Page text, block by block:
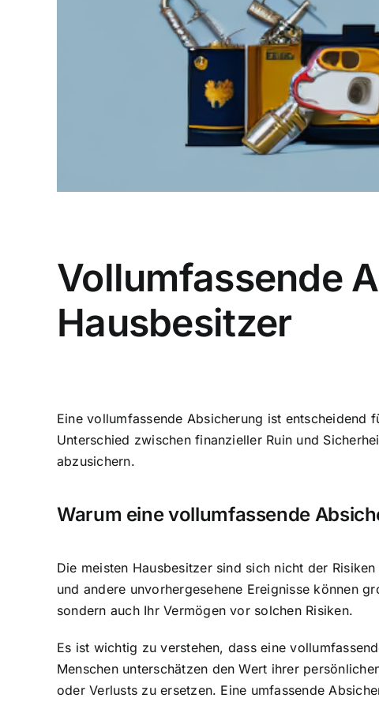
Vollumfassende
Hausbesitzer
Einevollumfassende Absicherung ist entscheidend
Unterschied zwischen finanzieller Ruin und
abzusichern.
Warum eine vollumfassende
Die meisten Hausbesitzer sind sich nicht der
und andere unvorhergesehene Ereignisse können
sondern auch Ihr Vermögen vor solchen Risiken.
Es ist wichtig zu verstehen, dass eine
Menschen unterschätzen den Wert ihrer
oder Verlusts zu ersetzen. Eine umfassende